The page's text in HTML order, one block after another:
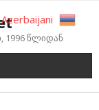
1996 წლიდან
Azerbaijani